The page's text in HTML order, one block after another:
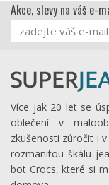
Akce, slevy na váš e-
Více jak 20 let se
oblečení v
zkušenosti zúročit i
rozmanitou škálu
bot Crocs, které si